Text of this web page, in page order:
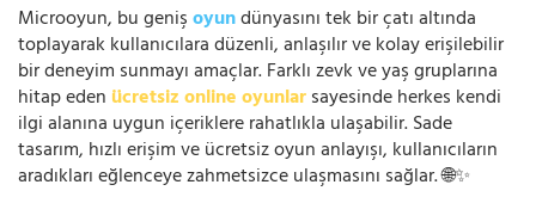
Microoyun, bu genişoyundünyasını tek bir çatı altında
toplayarak kullanıcılara düzenli, anlaşılır ve kolay erişilebilir
bir deneyim sunmayı amaçlar. Farklı zevk ve yaş gruplarına
hitap eden ücretsiz online oyunlarsayesinde herkes kendi
ilgi alanına uygun içeriklere rahatlıkla ulaşabilir. Sade
tasarım, hızlı erişim ve ücretsiz oyun anlayışı, kullanıcıların
aradıkları eğlenceye zahmetsizce ulaşmasını sağlar. 🌐✨